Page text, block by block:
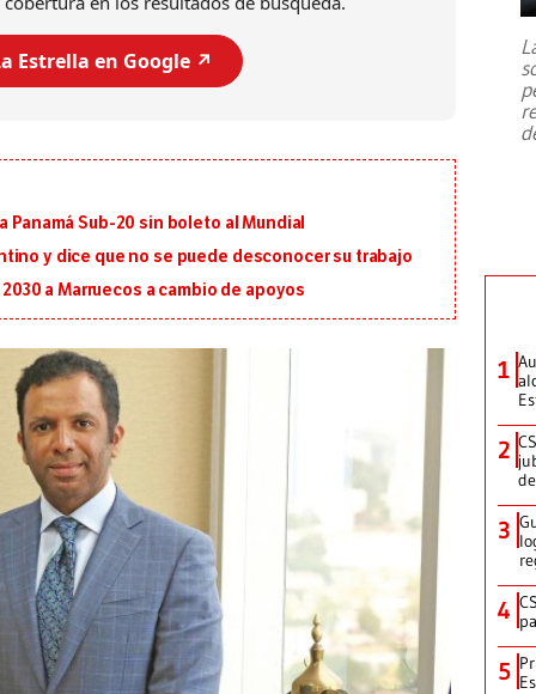
Estrella en Google ↗️
Panamá Sub-20 sin boleto al Mundial
y dice que no se puede desconocer su trabajo
a Marruecos a cambio de apoyos
7,1 se registró este martes 28 de
julio en la prefectura de Kumamoto,
al sur de Japón, provocando una
emergencia de gran
1
2
3
4
5